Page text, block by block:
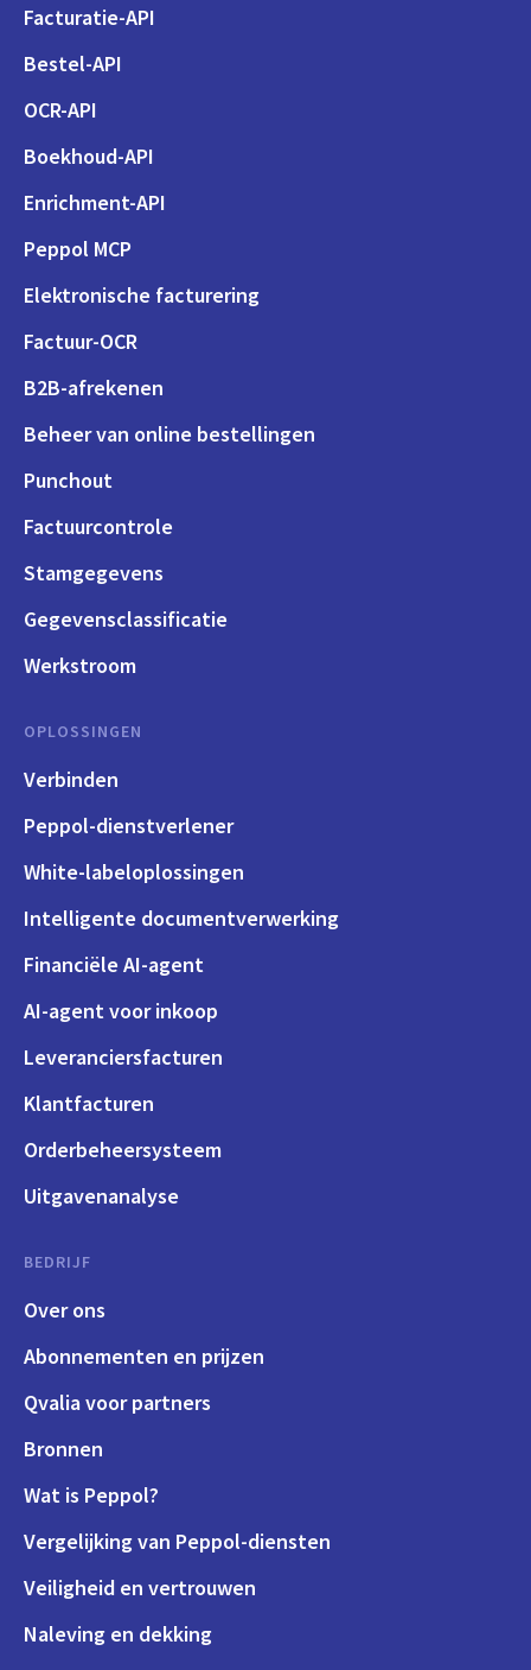
Facturatie-API
Bestel-API
OCR-API
Boekhoud-API
Enrichment-API
Peppol MCP
Elektronische facturering
Factuur-OCR
B2B-afrekenen
Beheer van online bestellingen
Punchout
Factuurcontrole
Stamgegevens
Gegevensclassificatie
Werkstroom
OPLOSSINGEN
Verbinden
Peppol-dienstverlener
White-labeloplossingen
Intelligente documentverwerking
Financiële AI-agent
AI-agent voor inkoop
Leveranciersfacturen
Klantfacturen
Orderbeheersysteem
Uitgavenanalyse
BEDRIJF
Over ons
Abonnementen en prijzen
Qvalia voor partners
Bronnen
Wat is Peppol?
Vergelijking van Peppol-diensten
Veiligheid en vertrouwen
Naleving en dekking